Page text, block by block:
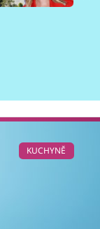
KUCHYNĚ